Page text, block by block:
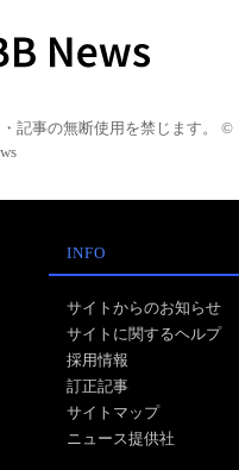
記事の無断使用を禁じます。 ©
INFO
サイトからのお知らせ
サイトに関するヘルプ
採用情報
訂正記事
サイトマップ
ニュース提供社